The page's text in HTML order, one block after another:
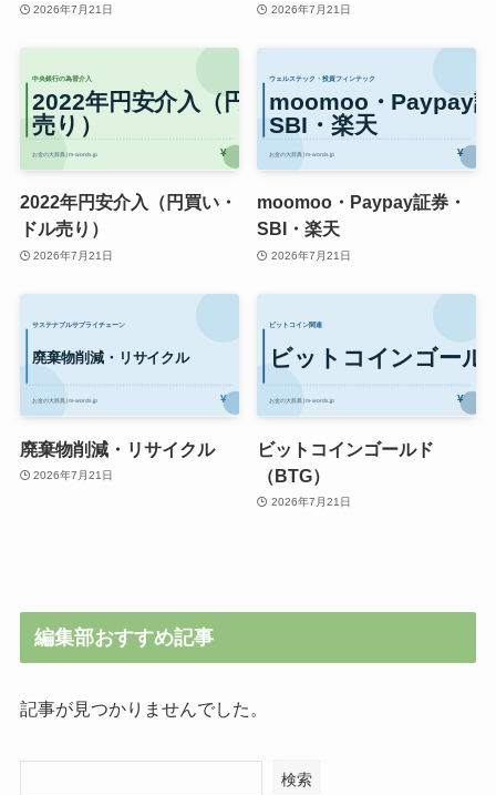
2026年7月21日 2026年7月21日
2022年円安介入（円買い・
ドル売り）
2026年7月21日
moomoo・Paypay証券・
SBI・楽天
2026年7月21日
廃棄物削減・リサイクル
2026年7月21日
ビットコインゴールド
（BTG）
2026年7月21日
編集部おすすめ記事
記事が見つかりませんでした。
検索